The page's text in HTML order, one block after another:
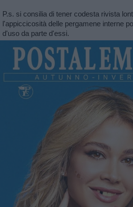
P.s. si consilia di tener codesta rivista
l'appiccicosità delle pergamene interne
d'uso da parte d'essi.